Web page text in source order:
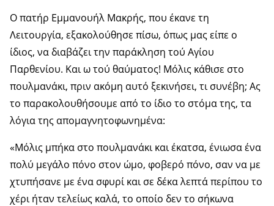
Ο πατήρ Εμμανουήλ Μακρής, που έκανε τη
Λειτουργία, εξακολούθησε πίσω, όπως μας είπε ο
ίδιος, να διαβάζει την παράκληση τού Αγίου
Παρθενίου. Και ω τού θαύματος! Μόλις κάθισε στο
πουλμανάκι, πριν ακόμη αυτό ξεκινήσει, τι συνέβη; Ας
το παρακολουθήσουμε από το ίδιο το στόμα της, τα
λόγια της απομαγνητοφωνημένα:
«Μόλις μπήκα στο πουλμανάκι και έκατσα, ένιωσα ένα
πολύ μεγάλο πόνο στον ώμο, φοβερό πόνο, σαν να με
χτυπήσανε με ένα σφυρί και σε δέκα λεπτά περίπου το
χέρι ήταν τελείως καλά, το οποίο δεν το σήκωνα